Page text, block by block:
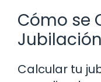
Cómo se
Jubilación
Calcular tu